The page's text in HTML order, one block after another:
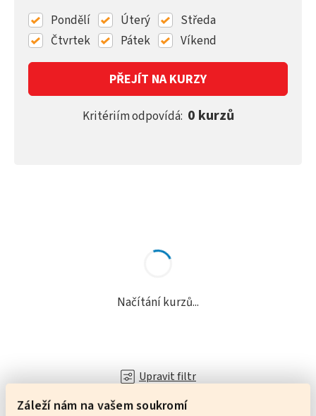
Záleží nám na vašem soukromí
Pondělí
Úterý
Středa
Čtvrtek
Pátek Víkend
PŘEJÍT NA KURZY
Kritériím odpovídá: 0 kurzů
Načítání kurzů...
Upravit filtr